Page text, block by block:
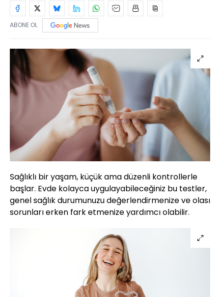
ABONE OL
Sağlıklı bir yaşam, küçük ama düzenli kontrollerle
başlar. Evde kolayca uygulayabileceğiniz bu testler,
genel sağlık durumunuzu değerlendirmenize ve olası
sorunları erken fark etmenize yardımcı olabilir.